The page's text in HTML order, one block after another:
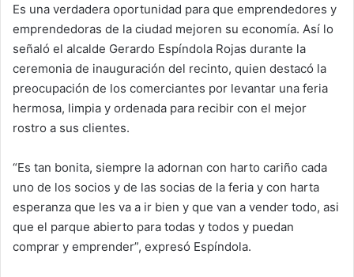
Es una verdadera oportunidad para que emprendedores y
emprendedoras de la ciudad mejoren su economía. Así lo
señaló el alcalde Gerardo Espíndola Rojas durante la
ceremonia de inauguración del recinto, quien destacó la
preocupación de los comerciantes por levantar una feria
hermosa, limpia y ordenada para recibir con el mejor
rostro a sus clientes.
“Es tan bonita, siempre la adornan con harto cariño cada
uno de los socios y de las socias de la feria y con harta
esperanza que les va a ir bien y que van a vender todo, asi
que el parque abierto para todas y todos y puedan
comprar y emprender”, expresó Espíndola.